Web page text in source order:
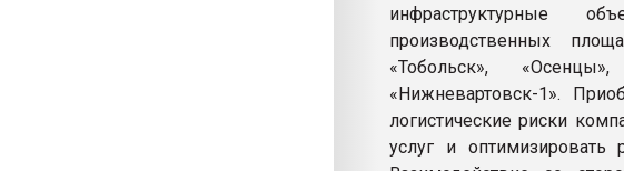
инфраструктурные
производственных
«Тобольск»,
«Нижневартовск-1».
логистические риски
услуг и оптимизировать